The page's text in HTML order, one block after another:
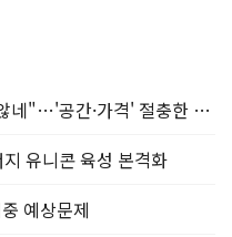
[시승기] "하이리무진 부럽지 않네"…'공간·가격' 절충한 카니발 하이루프
유니콘 육성 본격화
예상문제